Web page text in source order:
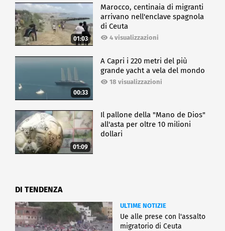
01:03
Marocco, centinaia di migranti
arrivano nell'enclave spagnola
di Ceuta
4 visualizzazioni
00:33
A Capri i 220 metri del più
grande yacht a vela del mondo
18 visualizzazioni
01:09
Il pallone della "Mano de Dios"
all'asta per oltre 10 milioni
dollari
DI TENDENZA
ULTIME NOTIZIE
Ue alle prese con l'assalto
migratorio di Ceuta